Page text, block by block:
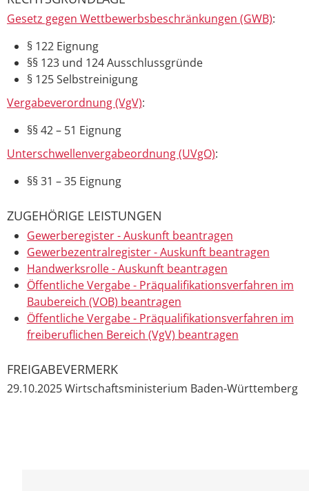
Gesetz gegen Wettbewerbsbeschränkungen (GWB):
§ 122 Eignung
§§ 123 und 124 Ausschlussgründe
§ 125 Selbstreinigung
Vergabeverordnung (VgV):
§§ 42 – 51 Eignung
Unterschwellenvergabeordnung (UVgO):
§§ 31 – 35 Eignung
ZUGEHÖRIGE LEISTUNGEN
Gewerberegister - Auskunft beantragen
Gewerbezentralregister - Auskunft beantragen
Handwerksrolle - Auskunft beantragen
Öffentliche Vergabe - Präqualifikationsverfahren im
Baubereich (VOB) beantragen
Öffentliche Vergabe - Präqualifikationsverfahren im
freiberuflichen Bereich (VgV) beantragen
FREIGABEVERMERK
29.10.2025Wirtschaftsministerium Baden-Württemberg